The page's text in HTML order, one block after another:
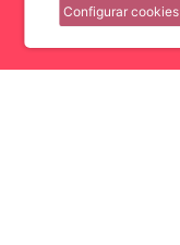
Configurar cookies